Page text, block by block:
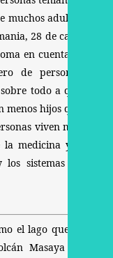
muchos adultos
28 de cada
en cuenta la
de personas
todo a que
hijos que
viven más
medicina y a
sistemas de
el lago que se
Masaya en